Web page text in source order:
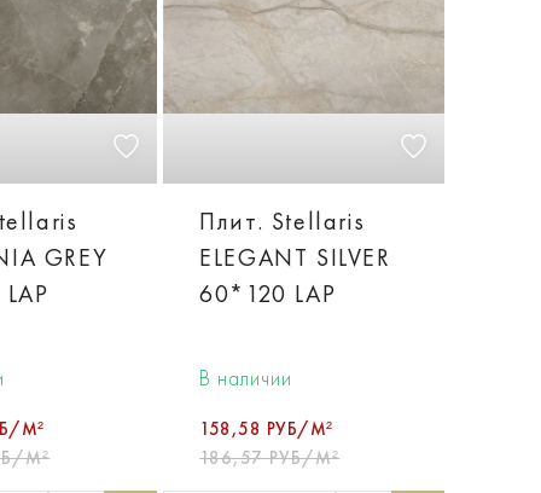
GREY
М²
М²
Плит. Stellaris
ELEGANT SILVER
60*120 LAP
В наличии
158,58 РУБ/М²
186,57 РУБ/М²